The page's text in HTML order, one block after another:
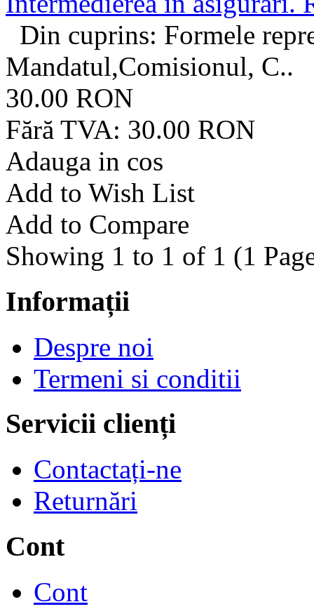
Din cuprins: Formele
Mandatul,Comisionul, C..
30.00 RON
Fără TVA: 30.00 RON
Adauga in cos
Add to Wish List
Add to Compare
Showing 1 to 1 of 1 (1
Informații
Despre noi
Termeni si conditii
Servicii clienți
Contactați-ne
Returnări
Cont
Cont